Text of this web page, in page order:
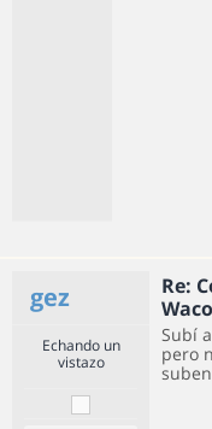
gez
Re:
Echando un
vistazo
Subí
pero